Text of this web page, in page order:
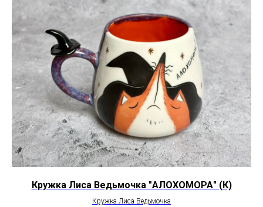
Кружка Лиса Ведьмочка "АЛОХОМОРА" (К)
Кружка Лиса Ведьмочка